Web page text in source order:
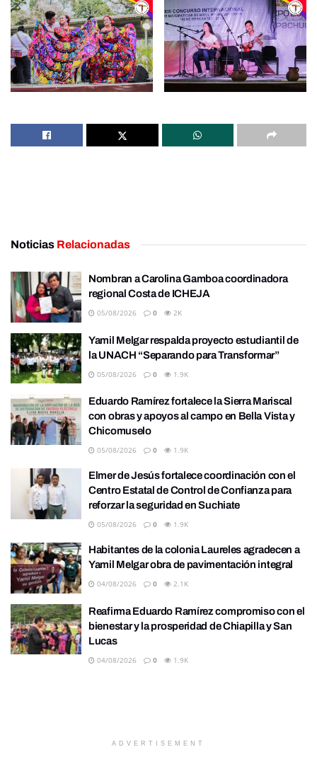
Noticias Relacionadas
Nombran a Carolina Gamboa coordinadora
regional Costa de ICHEJA
05/08/2026 0 2K
Yamil Melgar respalda proyecto estudiantil de
la UNACH “Separando para Transformar”
05/08/2026 0 1.9K
Eduardo Ramírez fortalece la Sierra Mariscal
con obras y apoyos al campo en Bella Vista y
Chicomuselo
05/08/2026 0 1.9K
Elmer de Jesús fortalece coordinación con el
Centro Estatal de Control de Confianza para
reforzar la seguridad en Suchiate
05/08/2026 0 1.9K
Habitantes de la colonia Laureles agradecen a
Yamil Melgar obra de pavimentación integral
04/08/2026 0 2.1K
Reafirma Eduardo Ramírez compromiso con el
bienestar y la prosperidad de Chiapilla y San
Lucas
04/08/2026 0 1.9K
ADVERTISEMENT